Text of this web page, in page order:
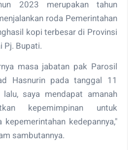
2023 merupakan tahun
roda Pemerintahan
kopi terbesar di Provinsi
Pj. Bupati.
masa jabatan pak Parosil
Hasnurin pada tanggal 11
saya mendapat amanah
kepemimpinan untuk
kepemerintahan kedepannya,"
sambutannya.